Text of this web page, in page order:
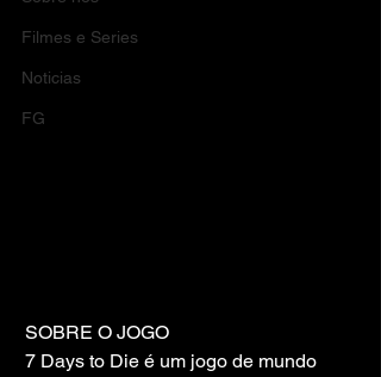
Filmes e Series
Noticias
FG
SOBRE O JOGO
7 Days to Die é um jogo de mundo